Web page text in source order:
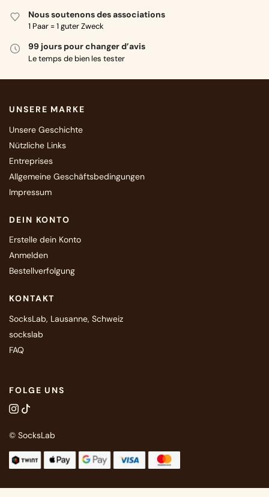
Nous soutenons des associations
1 Paar = 1 guter Zweck
99 jours pour changer d’avis
Le temps de bien les tester
UNSERE MARKE
Unsere Geschichte
Nützliche Links
Entreprises
Allgemeine Geschäftsbedingungen
Impressum
DEIN KONTO
Erstelle dein Konto
Anmelden
Bestellverfolgung
KONTAKT
SocksLab, Lausanne, Schweiz
sockslab
FAQ
FOLGE UNS
© SocksLab